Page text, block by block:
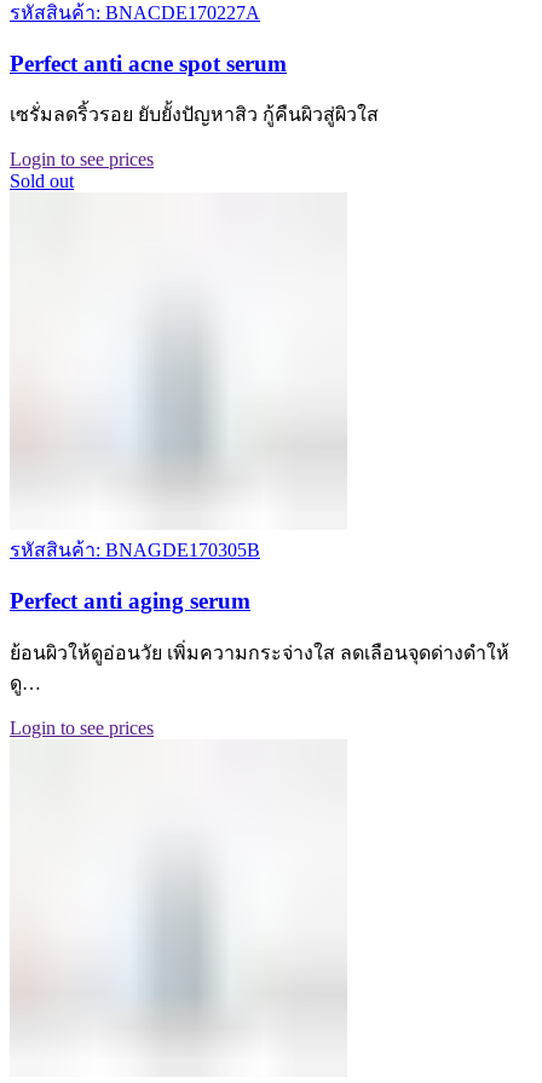
รหัสสินค้า: BNACDE170227A
Perfect anti acne spot serum
เซรั่มลดริ้วรอย ยับยั้งปัญหาสิว กู้คืนผิวสู่ผิวใส
Login to see prices
Sold out
รหัสสินค้า: BNAGDE170305B
Perfect anti aging serum
ย้อนผิวให้ดูอ่อนวัย เพิ่มความกระจ่างใส ลดเลือนจุดด่างดำให้
ดู…
Login to see prices